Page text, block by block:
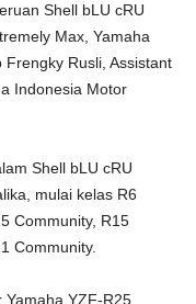
Shell bLU cRU
Max, Yamaha
Frengky Rusli, Assistant
Indonesia Motor
Shell bLU cRU
mulai kelas R6
Community, R15
Community.
Yamaha YZF-R25